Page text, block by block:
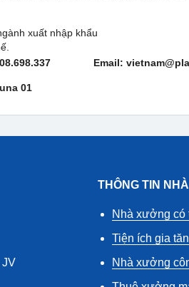
xuất nhập khẩu
Email:
01
JV
THÔNG TIN
Nhà xưởng có
Tiện ích gia
Nhà xưởng